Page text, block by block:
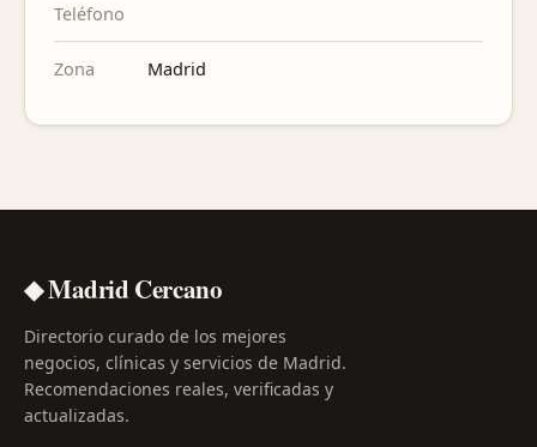
Teléfono
Zona Madrid
◆ Madrid Cercano
Directorio curado de los mejores
negocios, clínicas y servicios de Madrid.
Recomendaciones reales, verificadas y
actualizadas.